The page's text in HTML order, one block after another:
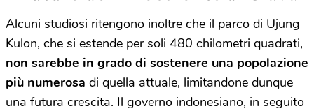
Alcuni studiosi ritengono inoltre che il parco di Ujung
Kulon, che si estende per soli 480 chilometri quadrati,
non sarebbe in grado di sostenere una popolazione
più numerosa di quella attuale, limitandone dunque
una futura crescita. Il governo indonesiano, in seguito